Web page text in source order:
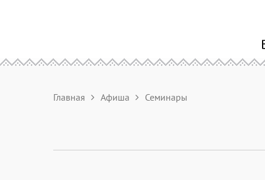
Главная Афиша Семинары